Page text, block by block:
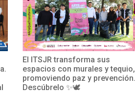
El TecNM San Juan del Río
impulsa su internacionalización
con la participación de la Mtra.
Rosalío en un curso de